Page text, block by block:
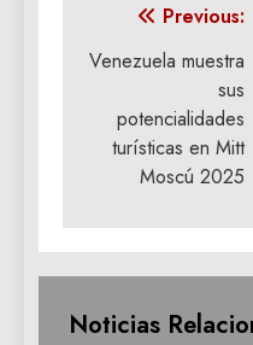
Navegación
de
entradas
Previous:
Venezuela muestra
sus
potencialidades
turísticas en Mitt
Moscú 2025
Noticias